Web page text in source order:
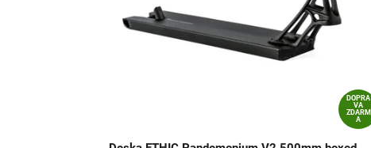
DOPRA
VA
ZDARM
A